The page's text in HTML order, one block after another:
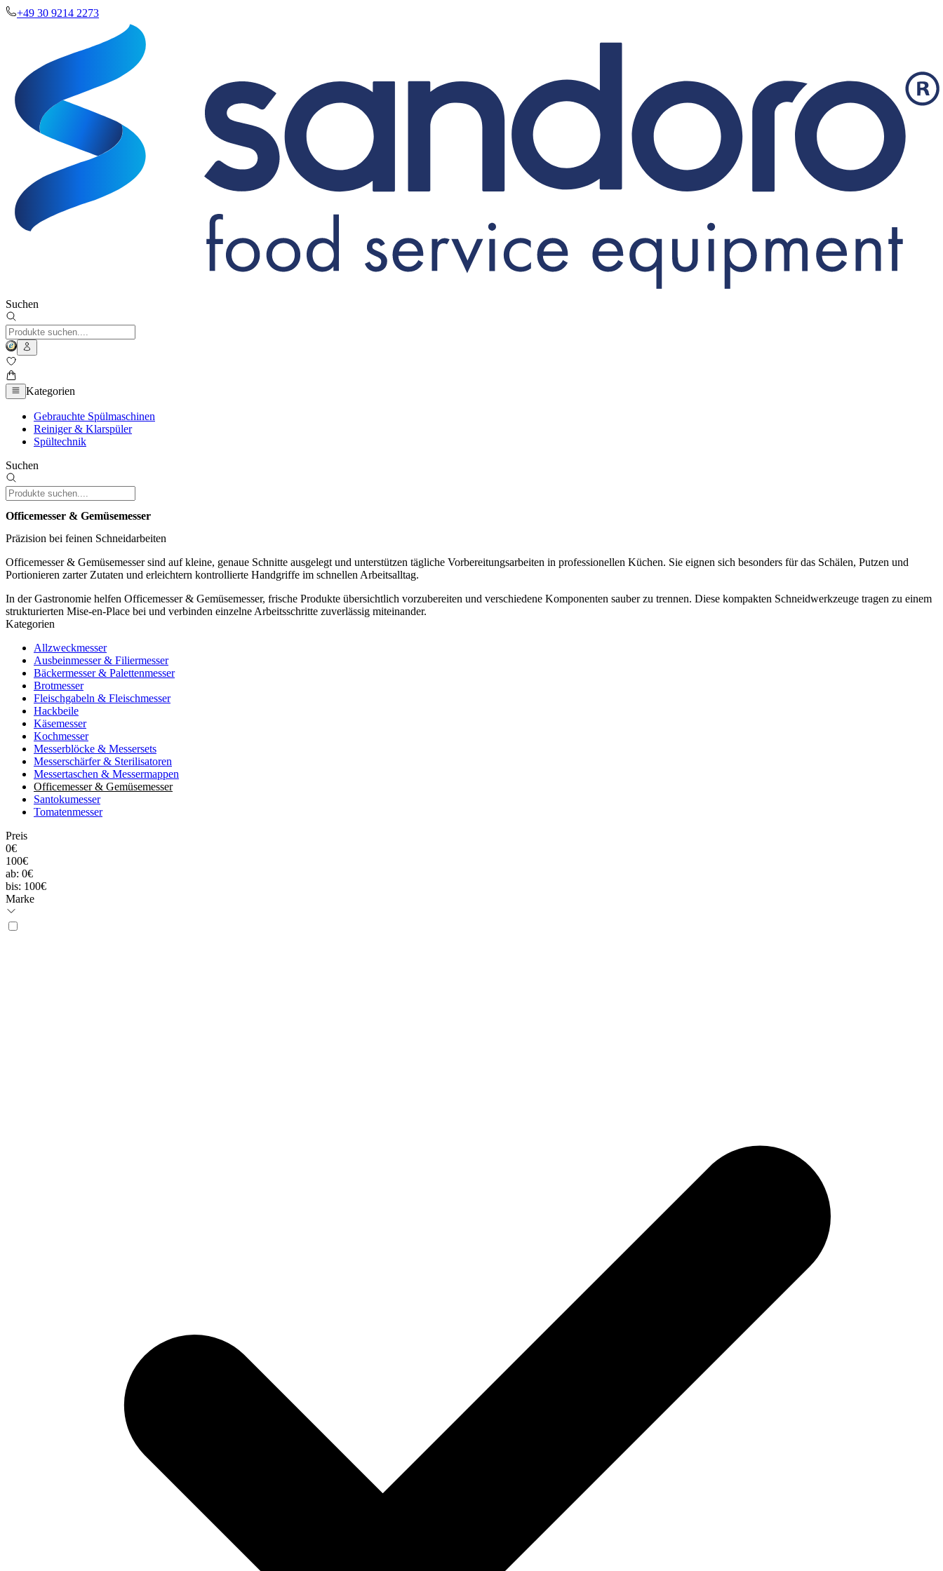
+49 30 9214 2273
Suchen
Kategorien
Gebrauchte Spülmaschinen
Reiniger & Klarspüler
Spültechnik
Suchen
Officemesser & Gemüsemesser
Präzision bei feinen Schneidarbeiten
Officemesser & Gemüsemesser sind auf kleine, genaue Schnitte ausgelegt und unterstützen tägliche Vorbereitungsarbeiten in professionellen Küchen. Sie eignen sich besonders für das Schälen, Putzen und
Portionieren zarter Zutaten und erleichtern kontrollierte Handgriffe im schnellen Arbeitsalltag.
In der Gastronomie helfen Officemesser & Gemüsemesser, frische Produkte übersichtlich vorzubereiten und verschiedene Komponenten sauber zu trennen. Diese kompakten Schneidwerkzeuge tragen zu einem
strukturierten Mise-en-Place bei und verbinden einzelne Arbeitsschritte zuverlässig miteinander.
Kategorien
Allzweckmesser
Ausbeinmesser & Filiermesser
Bäckermesser & Palettenmesser
Brotmesser
Fleischgabeln & Fleischmesser
Hackbeile
Käsemesser
Kochmesser
Messerblöcke & Messersets
Messerschärfer & Sterilisatoren
Messertaschen & Messermappen
Officemesser & Gemüsemesser
Santokumesser
Tomatenmesser
Preis
0€
100€
ab: 0€
bis: 100€
Marke